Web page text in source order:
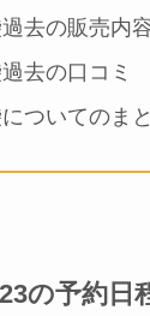
去の販売内
去の口コミ
ついてのま
の予約日